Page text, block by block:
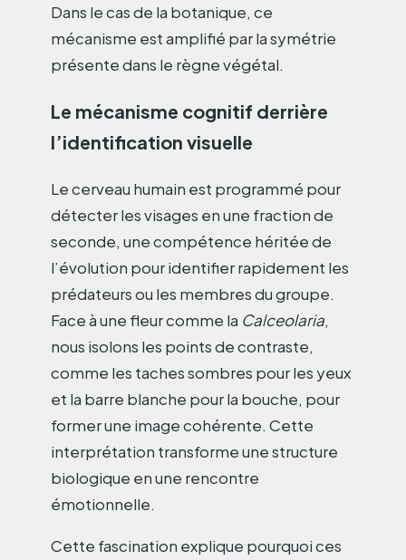
Dans le cas de la botanique, ce
mécanisme est amplifié par la symétrie
présente dans le règne végétal.
Le mécanisme cognitif derrière
l’identification visuelle
Le cerveau humain est programmé pour
détecter les visages en une fraction de
seconde, une compétence héritée de
l’évolution pour identifier rapidement les
prédateurs ou les membres du groupe.
Face à une fleur comme la Calceolaria,
nous isolons les points de contraste,
comme les taches sombres pour les yeux
et la barre blanche pour la bouche, pour
former une image cohérente. Cette
interprétation transforme une structure
biologique en une rencontre
émotionnelle.
Cette fascination explique pourquoi ces